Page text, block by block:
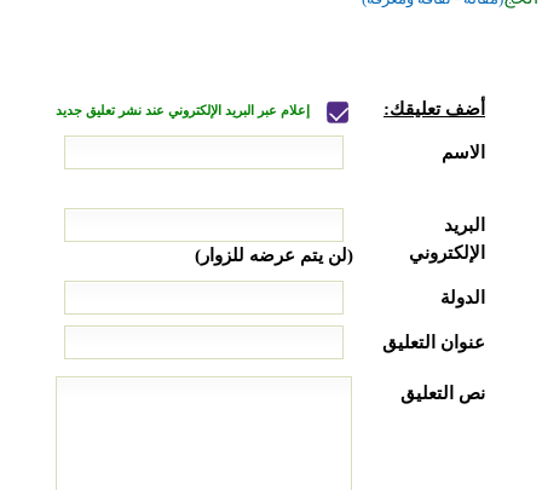
أضف تعليقك: إعلام عبر البريد الإلكتروني عند نشر تعليق جديد
الاسم
البريد
الإلكتروني
(لن يتم عرضه للزوار)
الدولة
عنوان التعليق
نص التعليق